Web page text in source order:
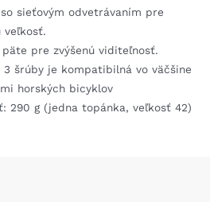
sieťovým odvetrávaním pre
veľkosť.
pre zvýšenú viditeľnosť.
3 šrúby je kompatibilná vo väčšine
horských bicyklov
290 g (jedna topánka, veľkosť 42)